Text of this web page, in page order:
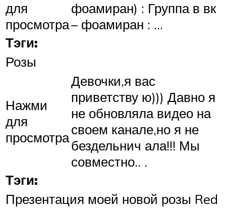
для
просмотра
фоамиран) : Группа в вк
– фоамиран : …
Тэги:
Розы
Нажми
для
просмотра
Девочки,я вас
приветству ю))) Давно я
не обновляла видео на
своем канале,но я не
бездельнич ала!!! Мы
совместно.. .
Тэги:
Презентация моей новой розы Red